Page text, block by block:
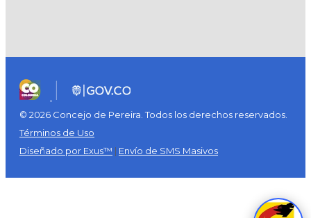
© 2026 Concejo de Pereira. Todos los derechos reservados.
Términos de Uso
Diseñado por Exus™ | Envío de SMS Masivos